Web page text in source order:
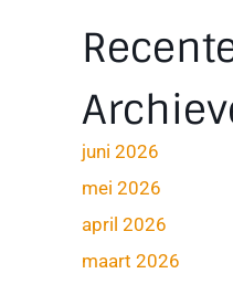
juni 2026
mei 2026
april 2026
maart 2026